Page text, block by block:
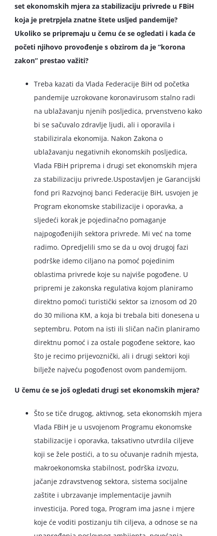
set ekonomskih mjera za stabilizaciju privrede u FBiH
koja je pretrpjela znatne štete usljed pandemije?
Ukoliko se pripremaju u čemu će se ogledati i kada će
početi njihovo provođenje s obzirom da je “korona
zakon” prestao važiti?
Treba kazati da Vlada Federacije BiH od početka
pandemije uzrokovane koronavirusom stalno radi
na ublažavanju njenih posljedica, prvenstveno kako
bi se sačuvalo zdravlje ljudi, ali i oporavila i
stabilizirala ekonomija. Nakon Zakona o
ublažavanju negativnih ekonomskih posljedica,
Vlada FBiH priprema i drugi set ekonomskih mjera
za stabilizaciju privrede.Uspostavljen je Garancijski
fond pri Razvojnoj banci Federacije BiH, usvojen je
Program ekonomske stabilizacije i oporavka, a
sljedeći korak je pojedinačno pomaganje
najpogođenijih sektora privrede. Mi već na tome
radimo. Opredjelili smo se da u ovoj drugoj fazi
podrške idemo ciljano na pomoć pojedinim
oblastima privrede koje su najviše pogođene. U
pripremi je zakonska regulativa kojom planiramo
direktno pomoći turistički sektor sa iznosom od 20
do 30 miliona KM, a koja bi trebala biti donesena u
septembru. Potom na isti ili sličan način planiramo
direktnu pomoć i za ostale pogođene sektore, kao
što je recimo prijevoznički, ali i drugi sektori koji
bilježe najveću pogođenost ovom pandemijom.
U čemu će se još ogledati drugi set ekonomskih mjera?
Što se tiče drugog, aktivnog, seta ekonomskih mjera
Vlada FBiH je u usvojenom Programu ekonomske
stabilizacije i oporavka, taksativno utvrdila ciljeve
koji se žele postići, a to su očuvanje radnih mjesta,
makroekonomska stabilnost, podrška izvozu,
jačanje zdravstvenog sektora, sistema socijalne
zaštite i ubrzavanje implementacije javnih
investicija. Pored toga, Program ima jasne i mjere
koje će voditi postizanju tih ciljeva, a odnose se na